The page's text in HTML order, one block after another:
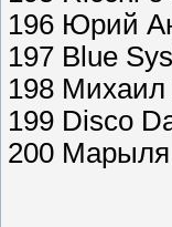
196 Юрий
197 Blue
198 Михаил
199 Disco
200 Марыля